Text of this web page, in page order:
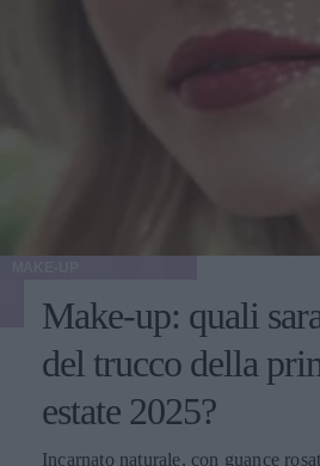
Make-up: quali
del trucco della
estate 2025?
Incarnato naturale, con guance